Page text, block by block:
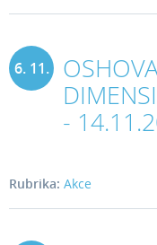
6. 11.
-
Rubrika: Akce